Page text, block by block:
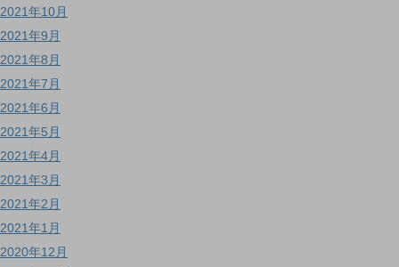
2021年10月
2021年9月
2021年8月
2021年7月
2021年6月
2021年5月
2021年4月
2021年3月
2021年2月
2021年1月
2020年12月